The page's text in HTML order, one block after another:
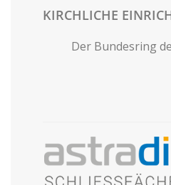
KIRCHLICHE
Der Bundesring